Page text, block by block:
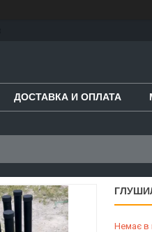
ДОСТАВКА И ОПЛАТА
Немає в